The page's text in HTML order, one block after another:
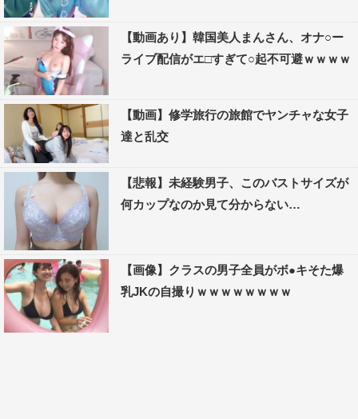
【動画あり】韓国美人まんさん、オナ○ー
ライブ配信がエ□すぎて○起不可避ｗｗｗｗ
【動画】修学旅行の旅館でヤンチャな女子
達と乱交
【悲報】未経験男子、このバストサイズが
何カップなのか見て分からない…
【画像】クラスの男子全員がボ●キそた爆
乳JKの自撮りｗｗｗｗｗｗｗｗ